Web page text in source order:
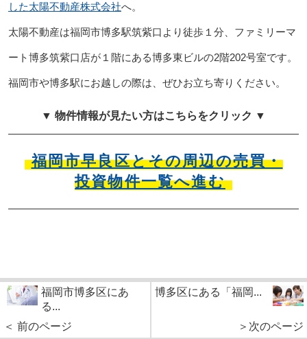
した太陽不動産株式会社へ。
太陽不動産は福岡市博多駅筑紫口より徒歩１分、ファミリーマ
ート博多筑紫口店が１階にある博多東ビルの2階202号室です。
福岡市や博多駅にお越しの際は、ぜひお立ち寄りください。
▼ 物件情報が見たい方はこちらをクリック ▼
福岡市早良区とその周辺の売買・
投資物件一覧へ進む
福岡市博多区にあ
る...
＜ 前のページ
博多区にある「福岡...
＞次のページ